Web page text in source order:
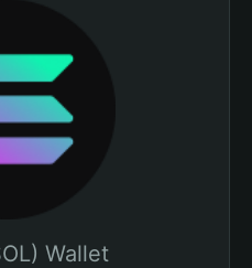
Wallet